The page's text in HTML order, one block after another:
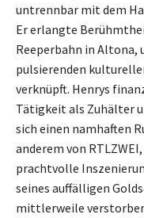
untrennbar mit dem
Er erlangte
Reeperbahn in Altona,
pulsierenden
verknüpft. Henrys
Tätigkeit als Zuhälter
sich einen namhaften
anderem von
prachtvolle
seines auffälligen
mittlerweile